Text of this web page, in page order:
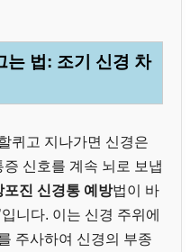
는 법: 조기 신경 차
퀴고 지나가면 신경은
신호를 계속 뇌로 보냅
포진 신경통 예방법이 바
니다. 이는 신경 주위에
주사하여 신경의 부종